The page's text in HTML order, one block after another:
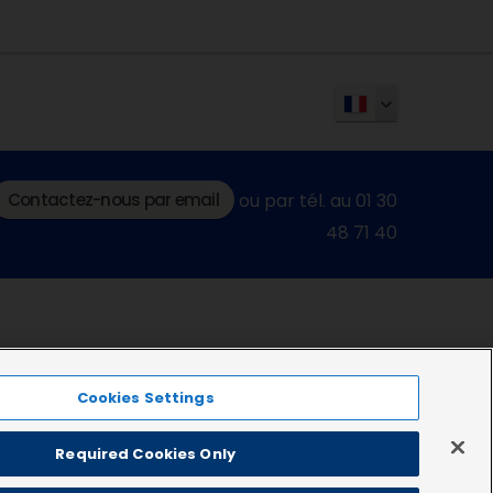
Contactez-nous par email
ou par tél. au 01 30
48 71 40
Cookies Settings
Required Cookies Only